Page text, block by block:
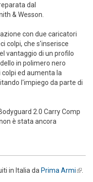
dal
& Wesson.
con due caricatori
colpi, che s'inserisce
vantaggio di un profilo
in polimero nero
ed aumenta la
l'impiego da parte di
2.0 Carry Comp
è stata ancora
in Italia da Prima Armi(link
.